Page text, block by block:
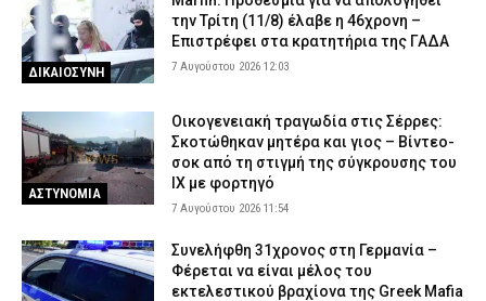
ΔΙΚΑΙΟΣΥΝΗ
την Τρίτη (11/8) έλαβε η 46χρονη –
Επιστρέφει στα κρατητήρια της ΓΑΔΑ
7 Αυγούστου 2026 12:03
ΑΣΤΥΝΟΜΙΑ
Οικογενειακή τραγωδία στις Σέρρες:
Σκοτώθηκαν μητέρα και γιος – Βίντεο-
σοκ από τη στιγμή της σύγκρουσης του
ΙΧ με φορτηγό
7 Αυγούστου 2026 11:54
Συνελήφθη 31χρονος στη Γερμανία –
Φέρεται να είναι μέλος του
εκτελεστικού βραχίονα της Greek Mafia